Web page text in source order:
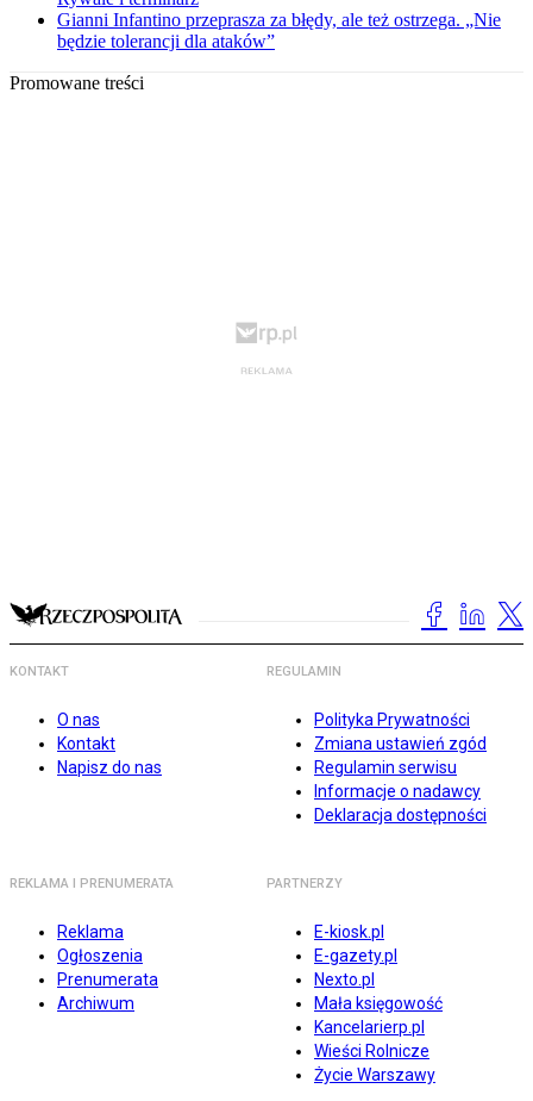
Gianni Infantino przeprasza za błędy, ale też ostrzega. „Nie
będzie tolerancji dla ataków”
Promowane treści
KONTAKT
O nas
Kontakt
Napisz do nas
REGULAMIN
Polityka Prywatności
Zmiana ustawień zgód
Regulamin serwisu
Informacje o nadawcy
Deklaracja dostępności
REKLAMA I PRENUMERATA
Reklama
Ogłoszenia
Prenumerata
Archiwum
PARTNERZY
E-kiosk.pl
E-gazety.pl
Nexto.pl
Mała księgowość
Kancelarierp.pl
Wieści Rolnicze
Życie Warszawy